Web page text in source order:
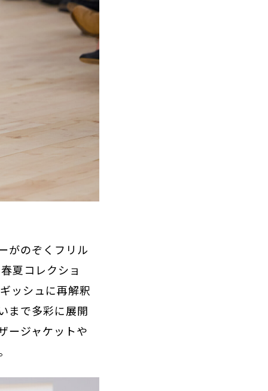
がのぞくフリル
夏コレクショ
ッシュに再解釈
まで多彩に展開
ージャケットや